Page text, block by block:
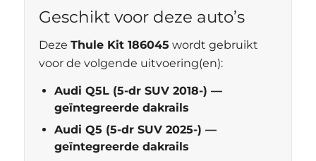
Geschikt voor deze auto’s
DezeThule Kit 186045 wordt gebruikt
voor de volgende uitvoering(en):
Audi Q5L (5-dr SUV 2018-) —
geïntegreerde dakrails
Audi Q5 (5-dr SUV 2025-) —
geïntegreerde dakrails